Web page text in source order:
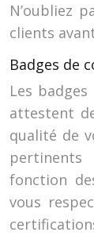
N’oubliez
clients
Badges de
Les
attestent
qualité de
pertinents
fonction
vous